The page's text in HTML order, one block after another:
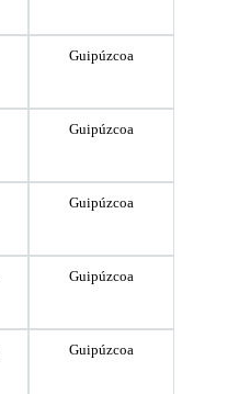
Guipúzcoa
Guipúzcoa
Guipúzcoa
Guipúzcoa
Guipúzcoa